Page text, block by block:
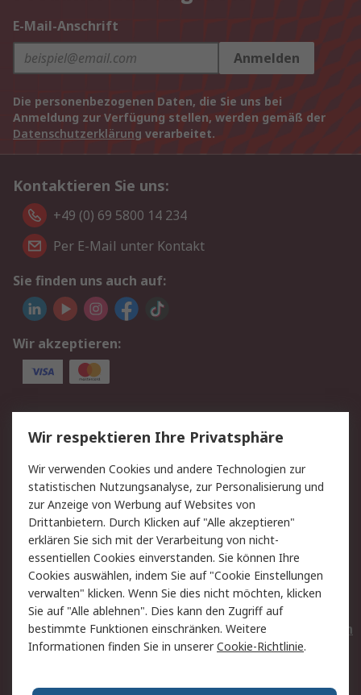
E-Mail-Anschrift
Anmelden
Die personenbezogenen Daten, die Sie uns bei
Anmeldung zur Verfügung stellen, werden gemäß der
Datenschutzerklärung verarbeitet.
Kontaktieren Sie uns:
+49 (0) 69 5800 14 234
Per E-Mail unter Kontakt
Sie finden uns auch auf:
Wir akzeptieren:
Service
Value Added Services
Lieferlösungen
Rücksendungen
Kontakt
Hilfe
Privatkunden
Rechtliches
AGB
Datenschutz
Cookie-Richtlinie
Zahlungsbedingungen
Copyright/Impressum
Entsorgung
Elektrogeräte/Batterien
Wir respektieren Ihre Privatsphäre
Wir verwenden Cookies und andere Technologien zur
statistischen Nutzungsanalyse, zur Personalisierung und
zur Anzeige von Werbung auf Websites von
Drittanbietern. Durch Klicken auf "Alle akzeptieren"
erklären Sie sich mit der Verarbeitung von nicht-
essentiellen Cookies einverstanden. Sie können Ihre
Cookies auswählen, indem Sie auf "Cookie Einstellungen
verwalten" klicken. Wenn Sie dies nicht möchten, klicken
Sie auf "Alle ablehnen". Dies kann den Zugriff auf
bestimmte Funktionen einschränken. Weitere
Informationen finden Sie in unsererCookie-Richtlinie.